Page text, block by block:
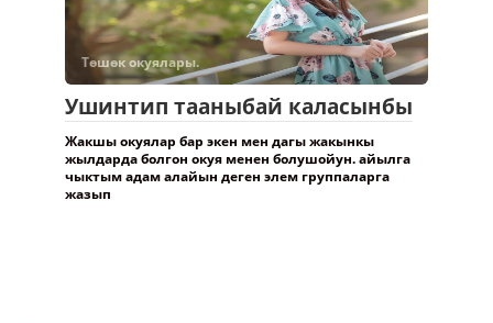
Төшөк окуялары.
Ушинтип тааныбай каласынбы
Жакшы окуялар бар экен мен дагы жакынкы
жылдарда болгон окуя менен болушойун. айылга
чыктым адам алайын деген элем группаларга
жазып